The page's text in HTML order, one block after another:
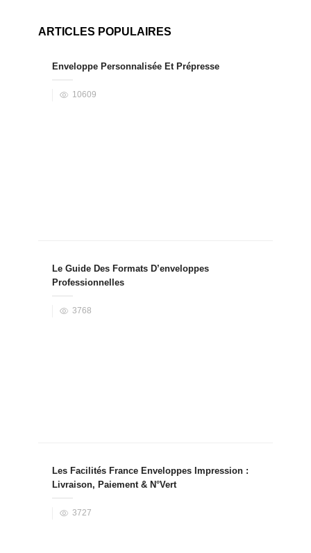
ARTICLES POPULAIRES
Enveloppe Personnalisée Et Prépresse
10609
Le Guide Des Formats D’enveloppes
Professionnelles
3768
Les Facilités France Enveloppes Impression :
Livraison, Paiement & N°Vert
3727